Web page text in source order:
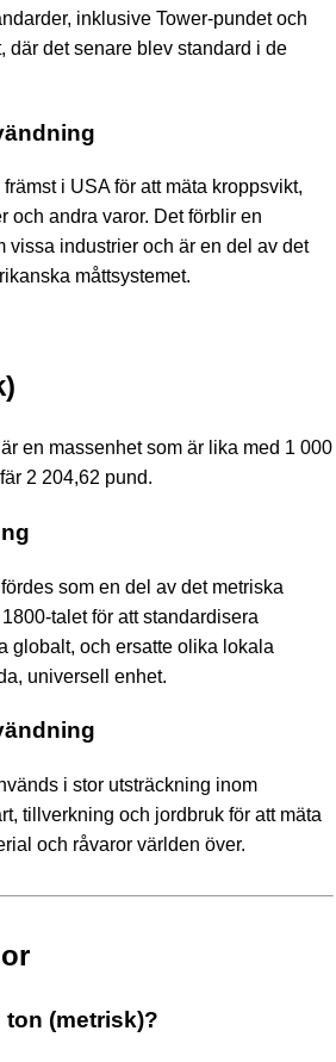
inklusive Tower-pundet och
där det senare blev standard i de
i USA för att mäta kroppsvikt,
och andra varor. Det förblir en
vissa industrier och är en del av det
måttsystemet.
en massenhet som är lika med 1 000
2 204,62 pund.
som en del av det metriska
talet för att standardisera
globalt, och ersatte olika lokala
universell enhet.
i stor utsträckning inom
tillverkning och jordbruk för att mäta
och råvaror världen över.
ton (metrisk)?